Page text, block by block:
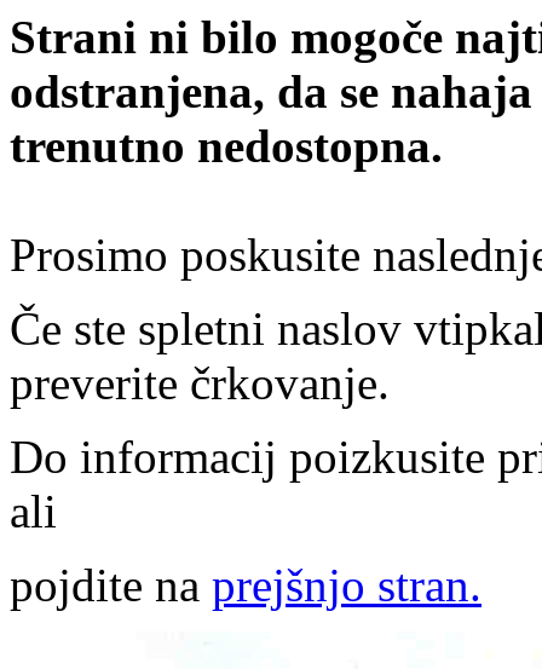
Strani ni bilo mogoče
odstranjena, da se
trenutno nedostopna.
Prosimo poskusite
Če ste spletni naslov
preverite črkovanje.
Do informacij poizkusite
ali
pojdite na prejšnjo stran.